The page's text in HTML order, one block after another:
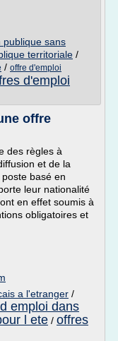
publique sans
territoriale /
/ offre d'emploi
d'emploi
offre
des règles à
et de la
basé en
leur nationalité
en effet soumis à
obligatoires et
a l'etranger /
emploi dans
l ete / offres